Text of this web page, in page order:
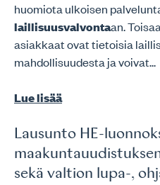
huomiota ulkoisen
laillisuusvalvontaan.
asiakkaat ovat tietoisia
mahdollisuudesta ja voivat...
Lue lisää
Lausunto HE-
sekä valtion lupa-,